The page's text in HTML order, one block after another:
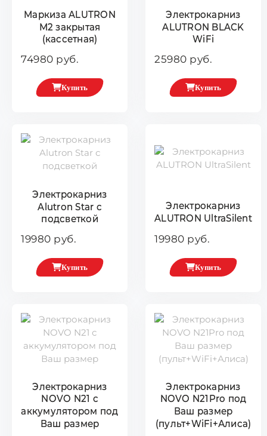
Маркиза ALUTRON
М2 закрытая
(кассетная)
74980 руб.
Купить
Электрокарниз
ALUTRON BLACK
WiFi
25980 руб.
Купить
Электрокарниз
Alutron Star с
подсветкой
19980 руб.
Купить
Электрокарниз
ALUTRON UltraSilent
19980 руб.
Купить
Электрокарниз
NOVO N21 с
аккумулятором под
Ваш размер
Электрокарниз
NOVO N21Pro под
Ваш размер
(пульт+WiFi+Алиса)